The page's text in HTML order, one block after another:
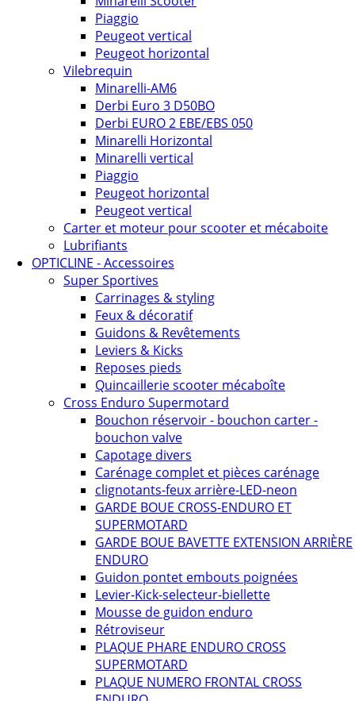
Piaggio
Peugeot vertical
Peugeot horizontal
Vilebrequin
Minarelli-AM6
Derbi Euro 3 D50BO
Derbi EURO 2 EBE/EBS 050
Minarelli Horizontal
Minarelli vertical
Piaggio
Peugeot horizontal
Peugeot vertical
Carter et moteur pour scooter et mécaboite
Lubrifiants
OPTICLINE - Accessoires
Super Sportives
Carrinages & styling
Feux & décoratif
Guidons & Revêtements
Leviers & Kicks
Reposes pieds
Quincaillerie scooter mécaboîte
Cross Enduro Supermotard
Bouchon réservoir - bouchon carter -
bouchon valve
Capotage divers
Carénage complet et pièces carénage
clignotants-feux arrière-LED-neon
GARDE BOUE CROSS-ENDURO ET
SUPERMOTARD
GARDE BOUE BAVETTE EXTENSION ARRIÈRE
ENDURO
Guidon pontet embouts poignées
Levier-Kick-selecteur-biellette
Mousse de guidon enduro
Rétroviseur
PLAQUE PHARE ENDURO CROSS
SUPERMOTARD
PLAQUE NUMERO FRONTAL CROSS